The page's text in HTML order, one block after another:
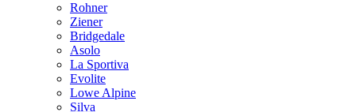
Rohner
Ziener
Bridgedale
Asolo
La Sportiva
Evolite
Lowe Alpine
Silva